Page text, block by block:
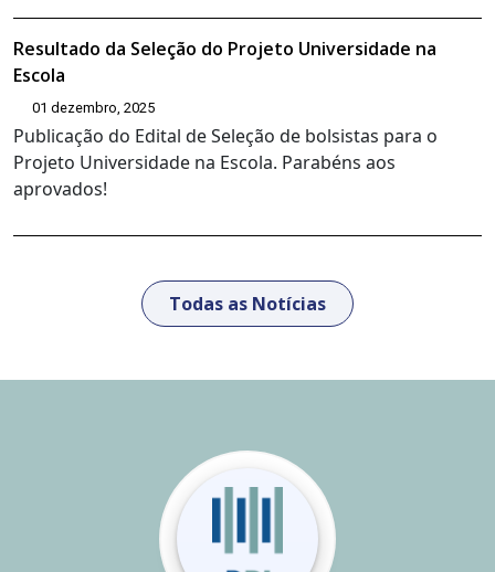
Resultado da Seleção do Projeto Universidade na
Escola
01 dezembro, 2025
Publicação do Edital de Seleção de bolsistas para o
Projeto Universidade na Escola. Parabéns aos
aprovados!
Todas as Notícias